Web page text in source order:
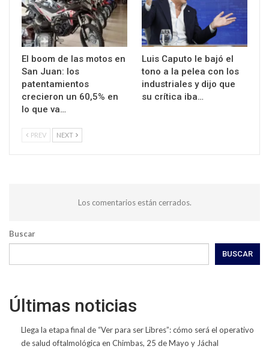
El boom de las motos en
San Juan: los
patentamientos
crecieron un 60,5% en
lo que va…
Luis Caputo le bajó el
tono a la pelea con los
industriales y dijo que
su crítica iba…
PREV NEXT
Los comentarios están cerrados.
Buscar
BUSCAR
Últimas noticias
Llega la etapa final de “Ver para ser Libres”: cómo será el operativo
de salud oftalmológica en Chimbas, 25 de Mayo y Jáchal